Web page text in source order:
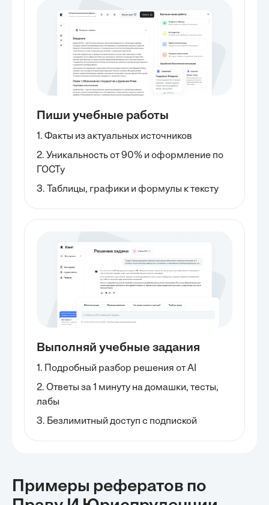
Пиши учебные работы
1. Факты из актуальных источников
2. Уникальность от 90% и оформление по
ГОСТу
3. Таблицы, графики и формулы к тексту
Выполняй учебные задания
1. Подробный разбор решения от AI
2. Ответы за 1 минуту на домашки, тесты,
лабы
3. Безлимитный доступ с подпиской
Примеры рефератов по